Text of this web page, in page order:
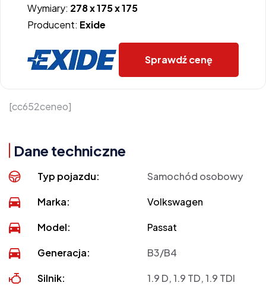
Wymiary: 278 x 175 x 175
Producent: Exide
Sprawdź cenę
[cc652ceneo]
Dane techniczne
Typ pojazdu: Samochód osobowy
Marka: Volkswagen
Model: Passat
Generacja: B3/B4
Silnik: 1.9 D, 1.9 TD, 1.9 TDI